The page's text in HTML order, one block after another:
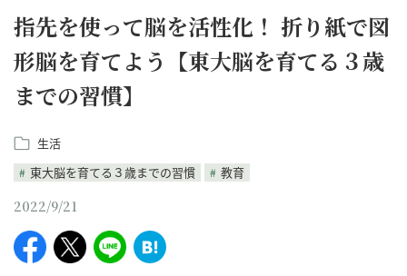
指先を使って脳を活性化！ 折り紙で図
形脳を育てよう 【東大脳を育てる３歳
までの習慣】
生活
東大脳を育てる３歳までの習慣
教育
2022/9/21